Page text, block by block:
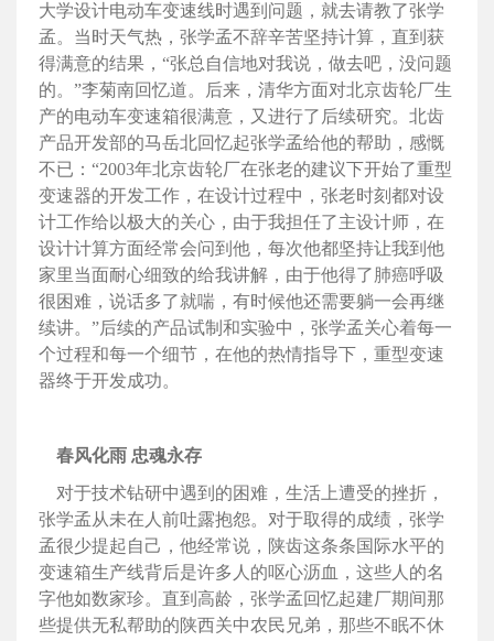
大学设计电动车变速线时遇到问题，就去请教了张学
孟。当时天气热，张学孟不辞辛苦坚持计算，直到获
得满意的结果，“张总自信地对我说，做去吧，没问题
的。”李菊南回忆道。后来，清华方面对北京齿轮厂生
产的电动车变速箱很满意，又进行了后续研究。北齿
产品开发部的马岳北回忆起张学孟给他的帮助，感慨
不已：“2003年北京齿轮厂在张老的建议下开始了重型
变速器的开发工作，在设计过程中，张老时刻都对设
计工作给以极大的关心，由于我担任了主设计师，在
设计计算方面经常会问到他，每次他都坚持让我到他
家里当面耐心细致的给我讲解，由于他得了肺癌呼吸
很困难，说话多了就喘，有时候他还需要躺一会再继
续讲。”后续的产品试制和实验中，张学孟关心着每一
个过程和每一个细节，在他的热情指导下，重型变速
器终于开发成功。
春风化雨 忠魂永存
对于技术钻研中遇到的困难，生活上遭受的挫折，
张学孟从未在人前吐露抱怨。对于取得的成绩，张学
孟很少提起自己，他经常说，陕齿这条条国际水平的
变速箱生产线背后是许多人的呕心沥血，这些人的名
字他如数家珍。直到高龄，张学孟回忆起建厂期间那
些提供无私帮助的陕西关中农民兄弟，那些不眠不休